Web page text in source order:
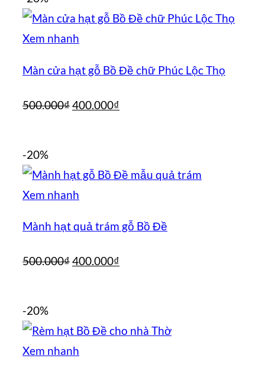
Xem nhanh
Màn cửa hạt gỗ Bồ Đề chữ Phúc Lộc Thọ
500.000₫Giá
400.000₫
400.000₫.
-20%
Xem nhanh
Mành hạt quả trám gỗ Bồ Đề
500.000₫Giá
400.000₫
400.000₫.
-20%
Xem nhanh